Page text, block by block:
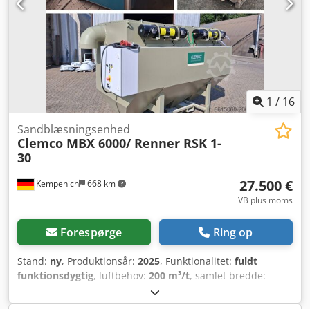
TSP 7000 Almindelige batteristørrelser på lager, kontakt os
gerne. Transport kan arrangeres.
1 / 16
Kempenich 668 km
Sandblæsningsenhed
Clemco MBX 6000/ Renner RSK 1-
30
27.500 €
VB plus moms
Forespørge Ring op
Stand: ny, Produktionsår: 2025, Funktionalitet: fuldt
funktionsdygtig, luftbehov: 200 m³/t, samlet bredde:
2.350 mm
mm, Patronfilteranlæg MBX-6000 med 8 patroner. Til